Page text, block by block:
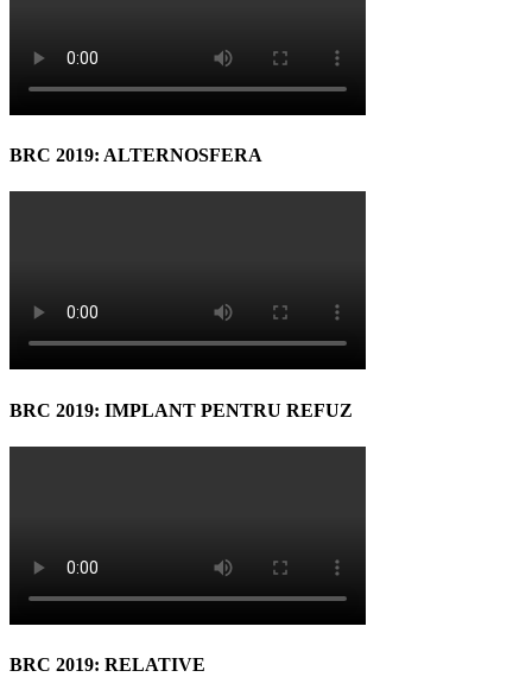
BRC 2019: ALTERNOSFERA
BRC 2019: IMPLANT PENTRU REFUZ
BRC 2019: RELATIVE